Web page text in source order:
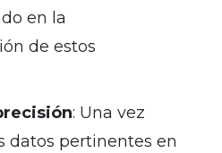
en la
de estos
: Una vez
datos pertinentes en